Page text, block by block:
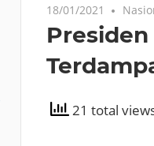
18/01/2021
21 total